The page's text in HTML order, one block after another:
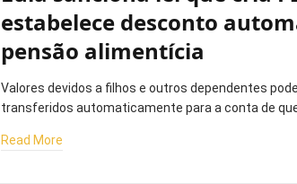
estabelece desconto
pensão alimentícia
Valores devidos a filhos e outros dependentes
transferidos automaticamente para a conta de
Read More